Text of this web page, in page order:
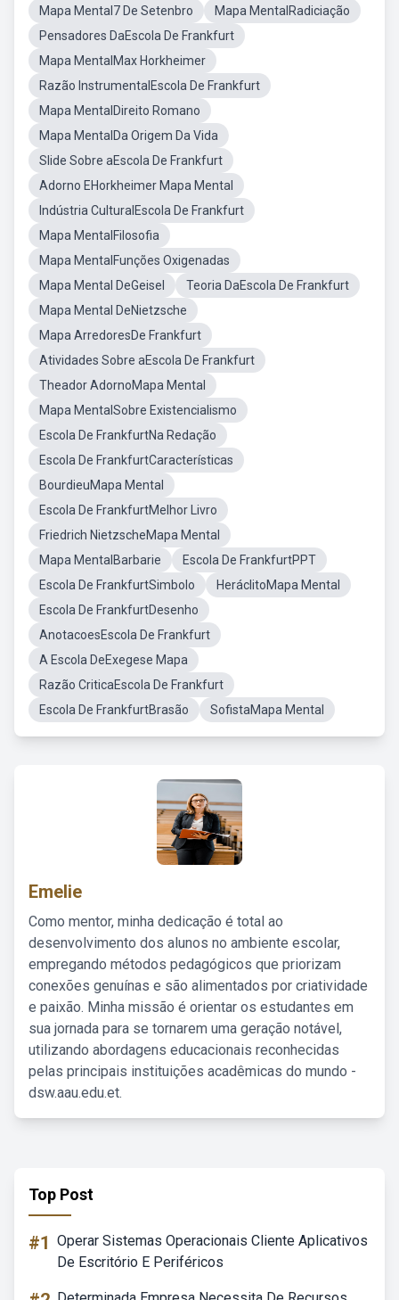
Mapa Mental7 De Setenbro
Mapa MentalRadiciação
Pensadores DaEscola De Frankfurt
Mapa MentalMax Horkheimer
Razão InstrumentalEscola De Frankfurt
Mapa MentalDireito Romano
Mapa MentalDa Origem Da Vida
Slide Sobre aEscola De Frankfurt
Adorno EHorkheimer Mapa Mental
Indústria CulturalEscola De Frankfurt
Mapa MentalFilosofia
Mapa MentalFunções Oxigenadas
Mapa Mental DeGeisel
Teoria DaEscola De Frankfurt
Mapa Mental DeNietzsche
Mapa ArredoresDe Frankfurt
Atividades Sobre aEscola De Frankfurt
Theador AdornoMapa Mental
Mapa MentalSobre Existencialismo
Escola De FrankfurtNa Redação
Escola De FrankfurtCaracterísticas
BourdieuMapa Mental
Escola De FrankfurtMelhor Livro
Friedrich NietzscheMapa Mental
Mapa MentalBarbarie
Escola De FrankfurtPPT
Escola De FrankfurtSimbolo
HeráclitoMapa Mental
Escola De FrankfurtDesenho
AnotacoesEscola De Frankfurt
A Escola DeExegese Mapa
Razão CriticaEscola De Frankfurt
Escola De FrankfurtBrasão
SofistaMapa Mental
Emelie
Como mentor, minha dedicação é total ao
desenvolvimento dos alunos no ambiente escolar,
empregando métodos pedagógicos que priorizam
conexões genuínas e são alimentados por criatividade
e paixão. Minha missão é orientar os estudantes em
sua jornada para se tornarem uma geração notável,
utilizando abordagens educacionais reconhecidas
pelas principais instituições acadêmicas do mundo -
dsw.aau.edu.et.
Top Post
#1 Operar Sistemas Operacionais Cliente Aplicativos
De Escritório E Periféricos